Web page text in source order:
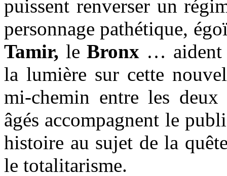
puissent renverser un
personnage pathétique,
Tamir, leBronx … aident
la lumière sur cette
mi-chemin entre les deux
âgés accompagnent le
histoire au sujet de la
le totalitarisme.